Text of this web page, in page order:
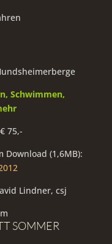
Schwimmen,
75,-
Download (1,6MB):
Lindner, csj
SOMMER